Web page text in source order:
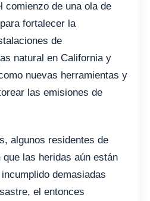
comienzo de una ola de
fortalecer la
de
natural en California y
nuevas herramientas y
las emisiones de
algunos residentes de
que las heridas aún están
demasiadas
el entonces